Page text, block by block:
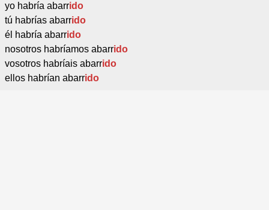
yo habría abarrido
tú habrías abarrido
él habría abarrido
nosotros habríamos abarrido
vosotros habríais abarrido
ellos habrían abarrido